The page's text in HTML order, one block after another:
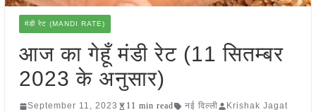
मंडी रेट (MANDI RATE)
आज का गेहूँ मंडी रेट (11 सितम्बर
2023 के अनुसार)
September 11, 2023 11 min read नई दिल्ली Krishak Jagat